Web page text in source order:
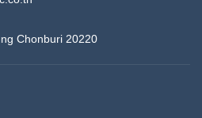
Chonburi 20220